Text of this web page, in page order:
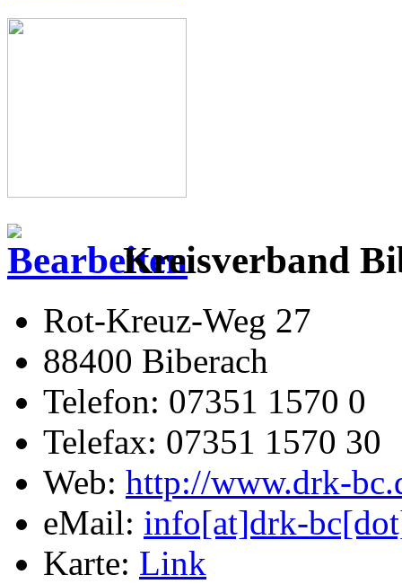
Kreisverband
Rot-Kreuz-Weg 27
88400 Biberach
Telefon: 07351 1570 0
Telefax: 07351 1570 30
Web: http://www.drk-
eMail: info[at]drk-
Karte: Link